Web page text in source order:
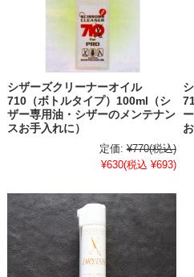
シザーズクリーナーオイル
710（ボトルタイプ）100ml（シ
ザー専用油・シザーのメンテナン
スお手入れに）
定価: ¥770(税込)
¥630(税込 ¥693)